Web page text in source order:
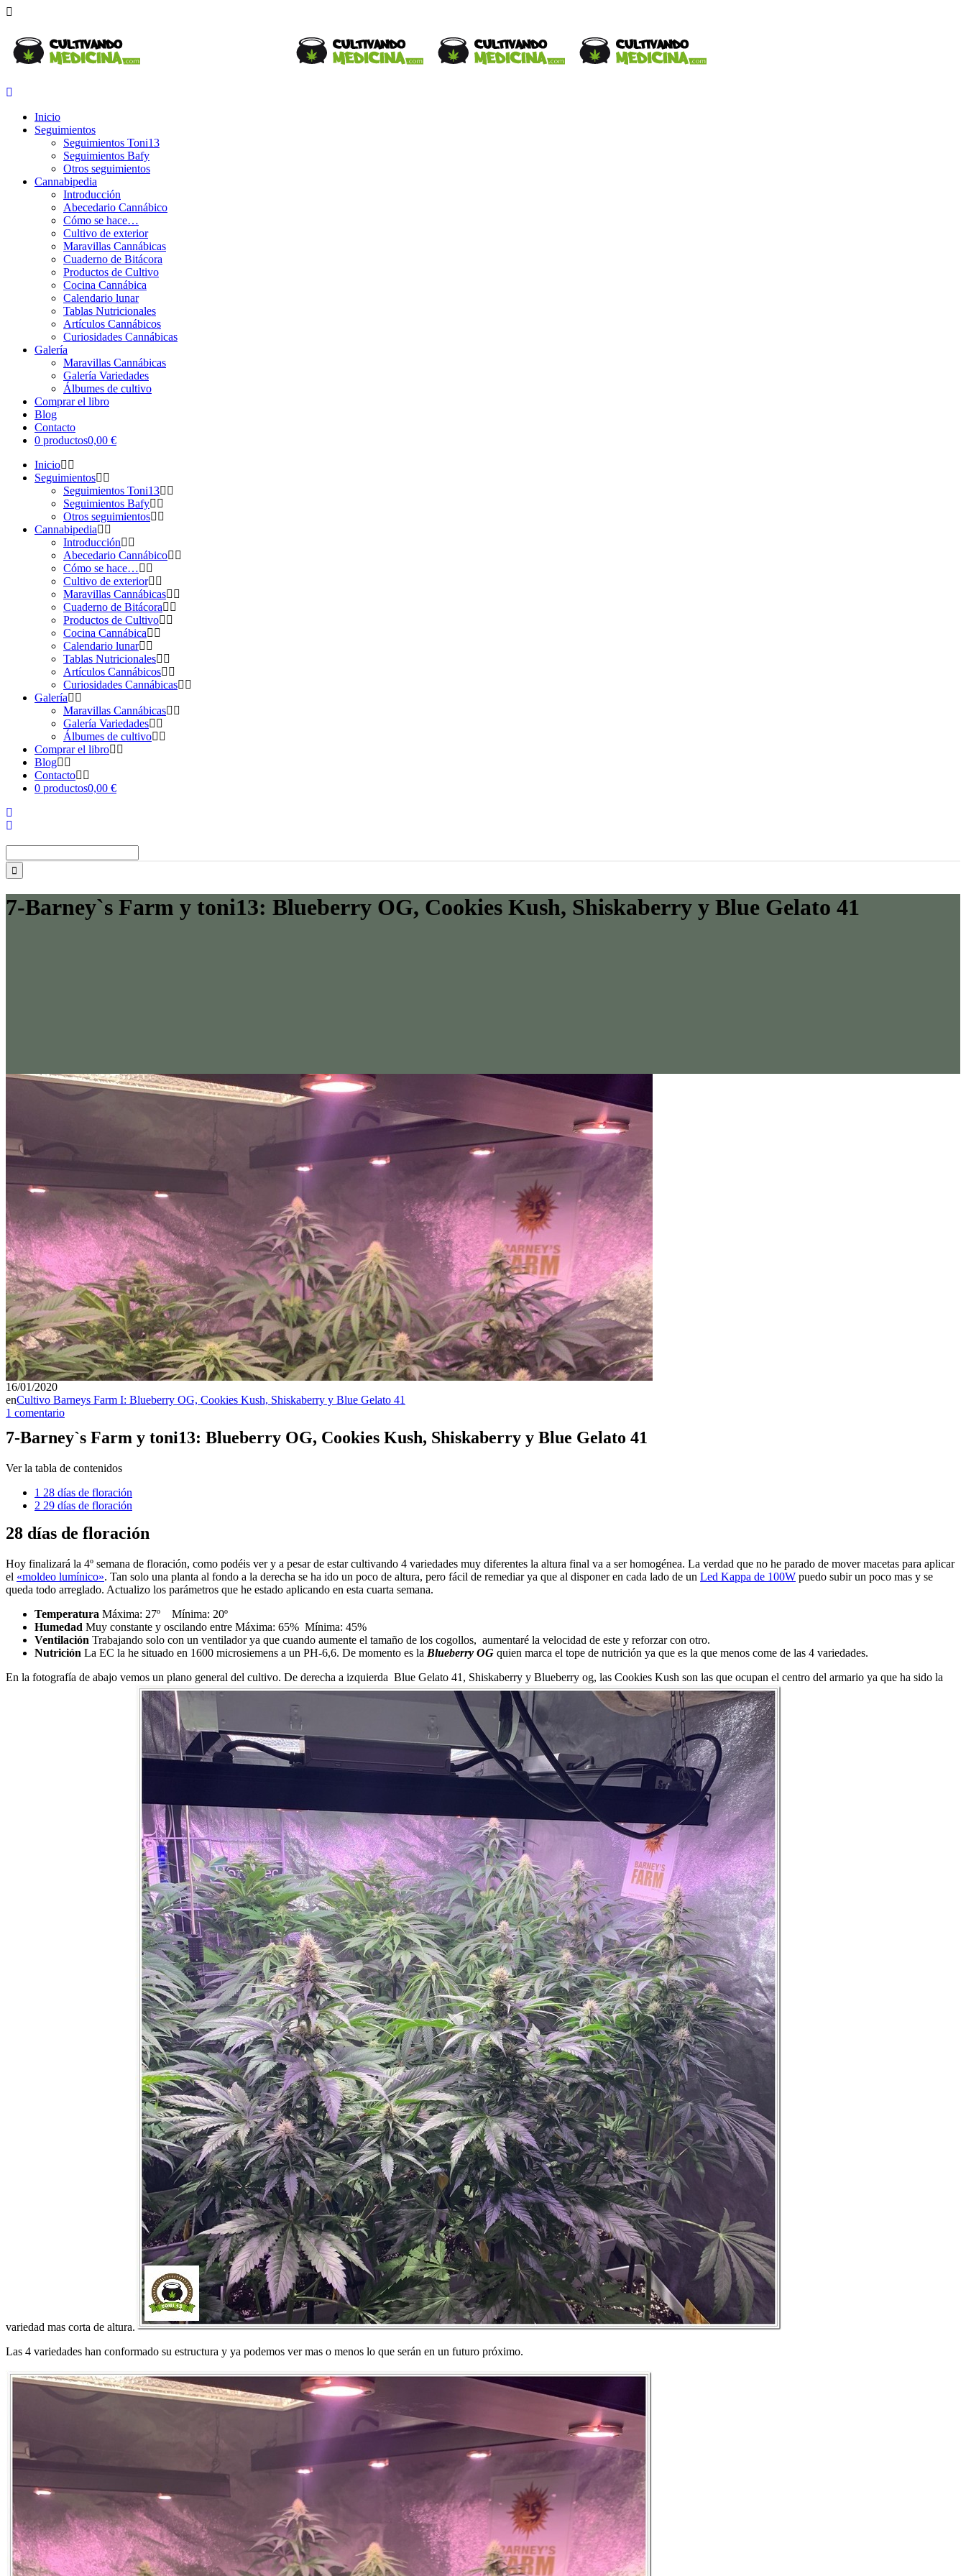
Inicio
Seguimientos
Seguimientos Toni13
Seguimientos Bafy
Otros seguimientos
Cannabipedia
Introducción
Abecedario Cannábico
Cómo se hace…
Cultivo de exterior
Maravillas Cannábicas
Cuaderno de Bitácora
Productos de Cultivo
Cocina Cannábica
Calendario lunar
Tablas Nutricionales
Artículos Cannábicos
Curiosidades Cannábicas
Galería
Maravillas Cannábicas
Galería Variedades
Álbumes de cultivo
Comprar el libro
Blog
Contacto
0 productos0,00 €
Inicio
Seguimientos
Seguimientos Toni13
Seguimientos Bafy
Otros seguimientos
Cannabipedia
Introducción
Abecedario Cannábico
Cómo se hace…
Cultivo de exterior
Maravillas Cannábicas
Cuaderno de Bitácora
Productos de Cultivo
Cocina Cannábica
Calendario lunar
Tablas Nutricionales
Artículos Cannábicos
Curiosidades Cannábicas
Galería
Maravillas Cannábicas
Galería Variedades
Álbumes de cultivo
Comprar el libro
Blog
Contacto
0 productos0,00 €
7-Barney`s Farm y toni13: Blueberry OG, Cookies Kush, Shiskaberry y Blue Gelato 41
16/01/2020
enCultivo Barneys Farm I: Blueberry OG, Cookies Kush, Shiskaberry y Blue Gelato 41
1 comentario
7-Barney`s Farm y toni13: Blueberry OG, Cookies Kush, Shiskaberry y Blue Gelato 41
Ver la tabla de contenidos
1 28 días de floración
2 29 días de floración
28 días de floración
Hoy finalizará la 4º semana de floración, como podéis ver y a pesar de estar cultivando 4 variedades muy diferentes la altura final va a ser homogénea. La verdad que no he parado de mover macetas para aplicar
el «moldeo lumínico». Tan solo una planta al fondo a la derecha se ha ido un poco de altura, pero fácil de remediar ya que al disponer en cada lado de un Led Kappa de 100W puedo subir un poco mas y se
queda todo arreglado. Actualizo los parámetros que he estado aplicando en esta cuarta semana.
Temperatura Máxima: 27º Mínima: 20º
Humedad Muy constante y oscilando entre Máxima: 65% Mínima: 45%
Ventilación Trabajando solo con un ventilador ya que cuando aumente el tamaño de los cogollos, aumentaré la velocidad de este y reforzar con otro.
Nutrición La EC la he situado en 1600 microsiemens a un PH-6,6. De momento es la Blueberry OG quien marca el tope de nutrición ya que es la que menos come de las 4 variedades.
En la fotografía de abajo vemos un plano general del cultivo. De derecha a izquierda Blue Gelato 41, Shiskaberry y Blueberry og, las Cookies Kush son las que ocupan el centro del armario ya que ha sido la
variedad mas corta de altura.
Las 4 variedades han conformado su estructura y ya podemos ver mas o menos lo que serán en un futuro próximo.